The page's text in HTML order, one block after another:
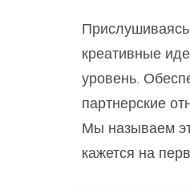
креативные
уровень.
партнерские
Мы называем
кажется на